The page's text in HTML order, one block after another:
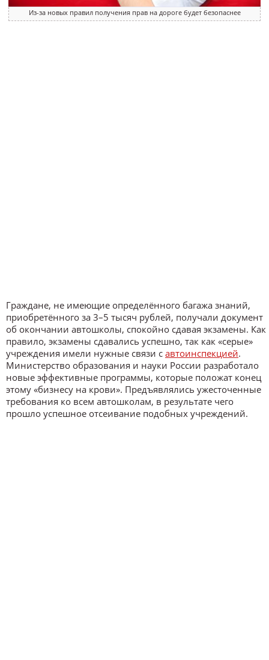
Из-за новых правил получения прав на дороге будет безопаснее
Граждане, не имеющие определённого багажа знаний,
приобретённого за 3–5 тысяч рублей, получали документ
об окончании автошколы, спокойно сдавая экзамены. Как
правило, экзамены сдавались успешно, так как «серые»
учреждения имели нужные связи с автоинспекцией.
Министерство образования и науки России разработало
новые эффективные программы, которые положат конец
этому «бизнесу на крови». Предъявлялись ужесточенные
требования ко всем автошколам, в результате чего
прошло успешное отсеивание подобных учреждений.